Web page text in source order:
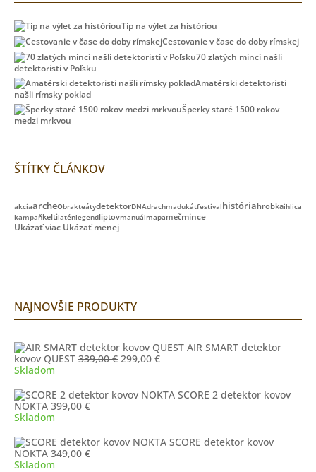
Tip na výlet za históriou
Cestovanie v čase do doby rímskej
70 zlatých mincí našli
detektoristi v Poľsku
Amatérski detektoristi
našli rímsky poklad
Šperky staré 1500 rokov
medzi mrkvou
ŠTÍTKY ČLÁNKOV
akciaarcheobrakteátydetektorDNAdrachmadukátfestivalhistóriahrobkaihlica
kampaňkeltilaténlegendliptovmanuálmapamečmince
Ukázať viac Ukázať menej
NAJNOVŠIE PRODUKTY
AIR SMART detektor
kovov QUEST 339,00€ Pôvodná
339,00 €.
299,00 €Aktuálna
299,00 €.
Skladom
SCORE 2 detektor kovov
NOKTA 399,00 €
Skladom
SCORE detektor kovov
NOKTA 349,00 €
Skladom